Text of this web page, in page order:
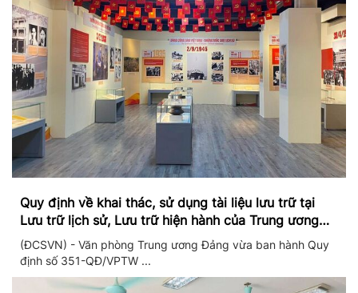
Quy định về khai thác, sử dụng tài liệu lưu trữ tại
Lưu trữ lịch sử, Lưu trữ hiện hành của Trung ương
Đảng và Văn phòng Trung ương Đảng
(ĐCSVN) - Văn phòng Trung ương Đảng vừa ban hành Quy
định số 351-QĐ/VPTW ...